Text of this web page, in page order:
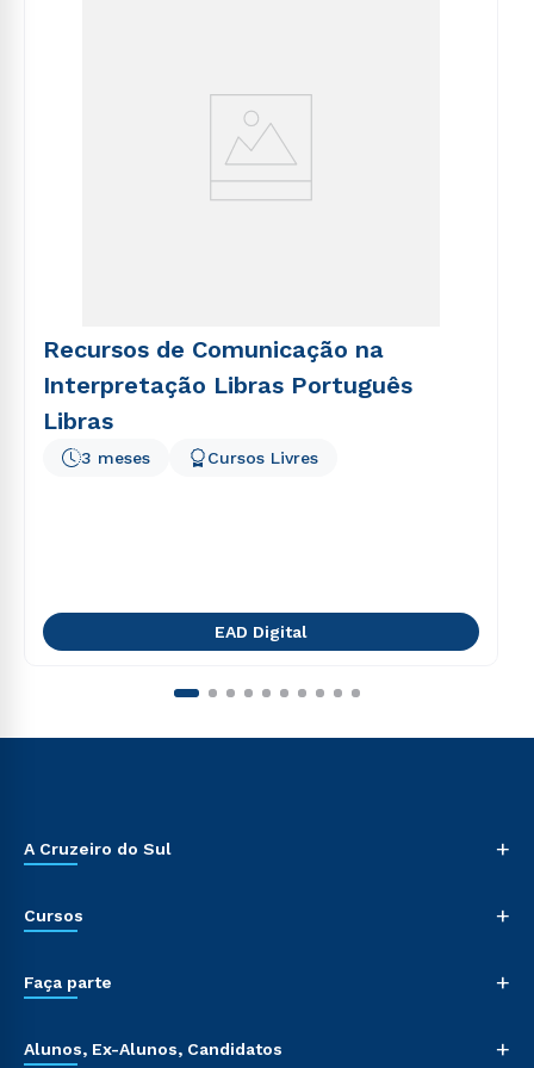
Recursos de Comunicação na
Interpretação Libras Português
Libras
3 meses Cursos Livres
EAD Digital
A Cruzeiro do Sul +
Cursos +
Faça parte +
Alunos, Ex-Alunos, Candidatos +